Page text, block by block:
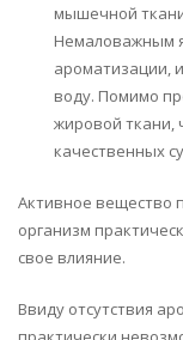
мышечной
Немаловажным
ароматизации,
воду. Помимо
жировой ткани,
качественных
Активное вещество
организм
свое влияние.
Ввиду отсутствия